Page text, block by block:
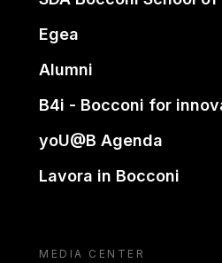
Egea
Alumni
B4i - Bocconi for
yoU@B Agenda
Lavora in Bocconi
MEDIA CENTER